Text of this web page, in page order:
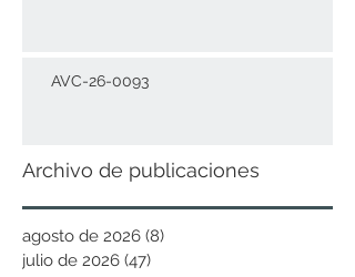
AVC-26-0093
Archivo de publicaciones
agosto de 2026 (8)
julio de 2026 (47)